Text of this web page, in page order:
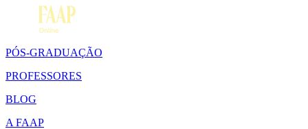
PÓS-GRADUAÇÃO
PROFESSORES
BLOG
A FAAP